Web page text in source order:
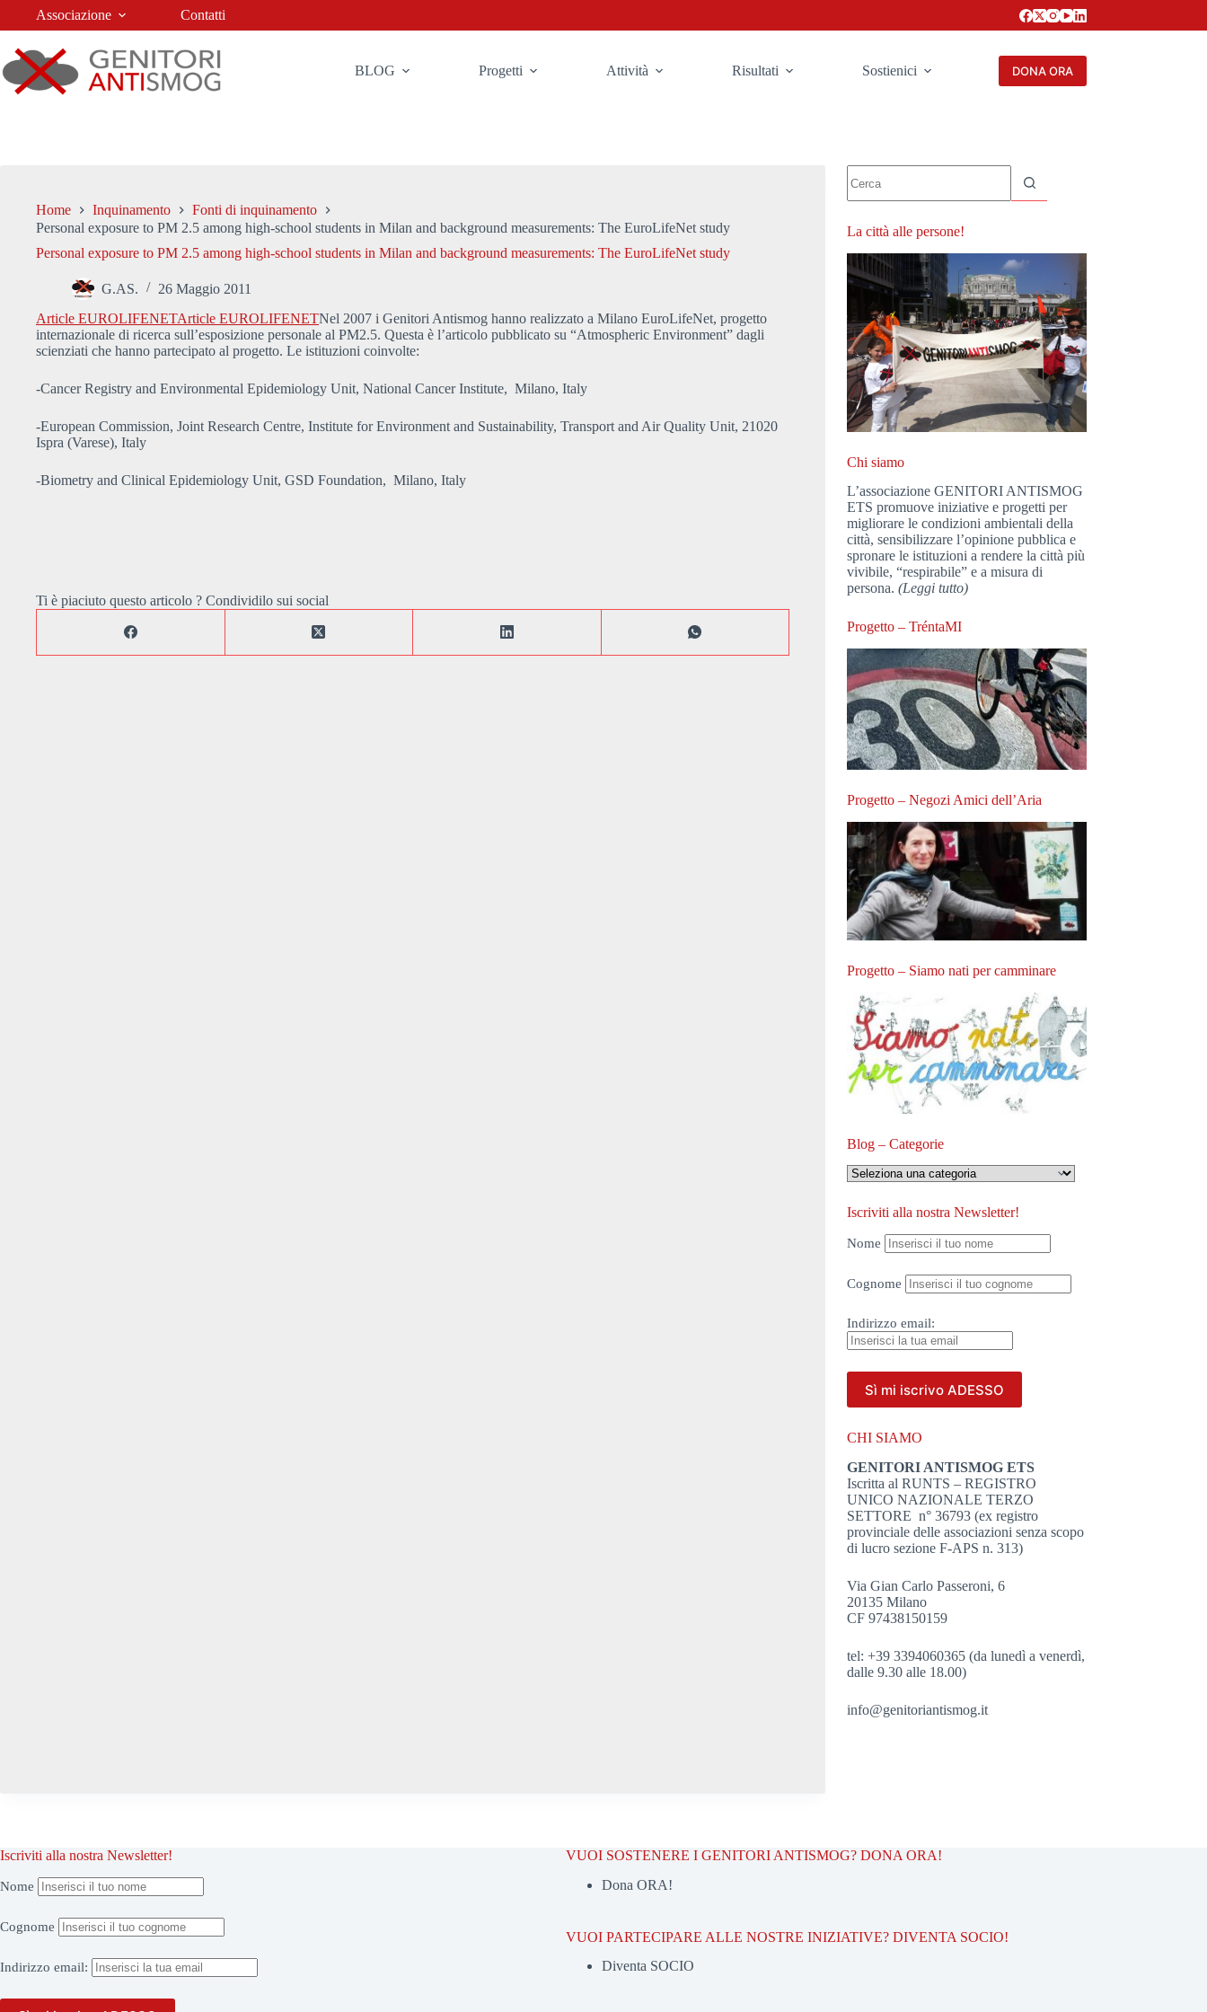
Associazione Contatti
BLOG Progetti Attività Risultati Sostienici DONA ORA
Home Inquinamento
Fonti di inquinamento
Personal exposure to PM 2.5 among high-school students in Milan and background measurements: The EuroLifeNet study
Personal exposure to PM 2.5 among high-school students in Milan and background measurements: The EuroLifeNet study
G.AS.
26 Maggio 2011
Article EUROLIFENETArticle EUROLIFENETNel 2007 i Genitori Antismog hanno realizzato a Milano EuroLifeNet, progetto
internazionale di ricerca sull’esposizione personale al PM2.5. Questa è l’articolo pubblicato su “Atmospheric Environment” dagli
scienziati che hanno partecipato al progetto. Le istituzioni coinvolte:
-Cancer Registry and Environmental Epidemiology Unit, National Cancer Institute, Milano, Italy
-European Commission, Joint Research Centre, Institute for Environment and Sustainability, Transport and Air Quality Unit, 21020
Ispra (Varese), Italy
-Biometry and Clinical Epidemiology Unit, GSD Foundation, Milano, Italy
Ti è piaciuto questo articolo ? Condividilo sui social
risultato
La città alle persone!
Chi siamo
L’associazione GENITORI ANTISMOG
ETS promuove iniziative e progetti per
migliorare le condizioni ambientali della
città, sensibilizzare l’opinione pubblica e
spronare le istituzioni a rendere la città più
vivibile, “respirabile” e a misura di
persona.(Leggi tutto)
Progetto – TréntaMI
Progetto – Negozi Amici dell’Aria
Progetto – Siamo nati per camminare
Blog – Categorie
Blog
–
Iscriviti alla nostra Newsletter!
Nome
Cognome
Indirizzo email:
CHI SIAMO
GENITORI ANTISMOG ETS
Iscritta al RUNTS – REGISTRO
UNICO NAZIONALE TERZO
SETTORE n° 36793 (ex registro
provinciale delle associazioni senza scopo
di lucro sezione F-APS n. 313)
Via Gian Carlo Passeroni, 6
20135 Milano
CF 97438150159
tel: +39 3394060365 (da lunedì a venerdì,
dalle 9.30 alle 18.00)
info@genitoriantismog.it
Iscriviti alla nostra Newsletter!
Nome
Cognome
Indirizzo email:
VUOI SOSTENERE I GENITORI ANTISMOG? DONA ORA!
Dona ORA!
VUOI PARTECIPARE ALLE NOSTRE INIZIATIVE? DIVENTA SOCIO!
Diventa SOCIO